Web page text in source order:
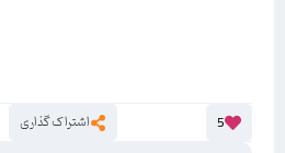
5 اشتراک گذاری